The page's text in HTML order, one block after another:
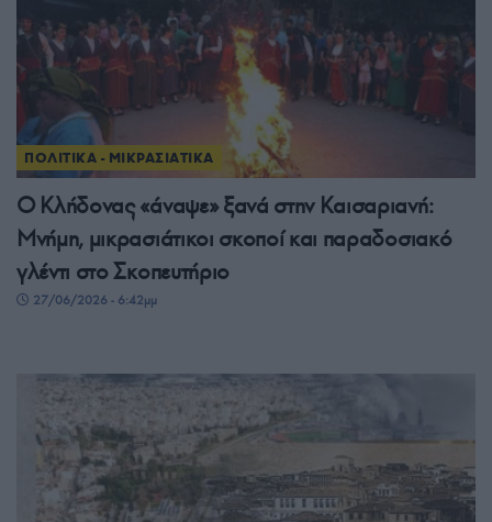
ΠΟΛΙΤΙΚΑ - ΜΙΚΡΑΣΙΑΤΙΚΑ
Ο Κλήδονας «άναψε» ξανά στην Καισαριανή:
Μνήμη, μικρασιάτικοι σκοποί και παραδοσιακό
γλέντι στο Σκοπευτήριο
27/06/2026 - 6:42μμ